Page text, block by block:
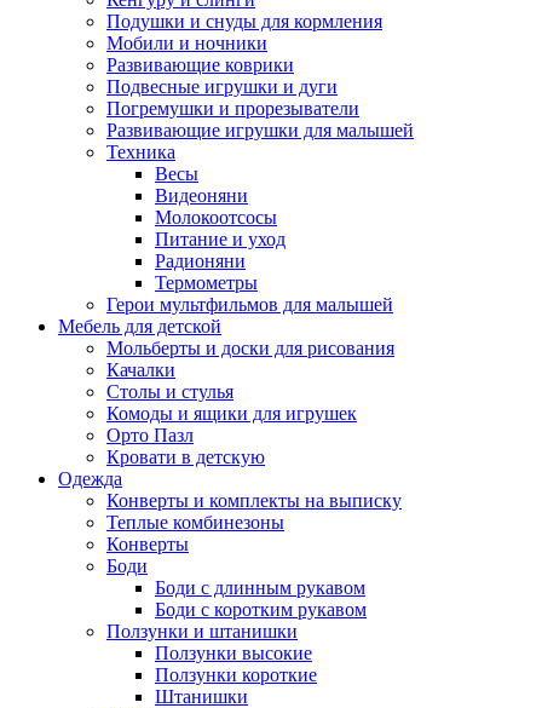
Подушки и снуды для кормления
Мобили и ночники
Развивающие коврики
Подвесные игрушки и дуги
Погремушки и прорезыватели
Развивающие игрушки для малышей
Техника
Весы
Видеоняни
Молокоотсосы
Питание и уход
Радионяни
Термометры
Герои мультфильмов для малышей
Мебель для детской
Мольберты и доски для рисования
Качалки
Столы и стулья
Комоды и ящики для игрушек
Орто Пазл
Кровати в детскую
Одежда
Конверты и комплекты на выписку
Теплые комбинезоны
Конверты
Боди
Боди с длинным рукавом
Боди с коротким рукавом
Ползунки и штанишки
Ползунки высокие
Ползунки короткие
Штанишки